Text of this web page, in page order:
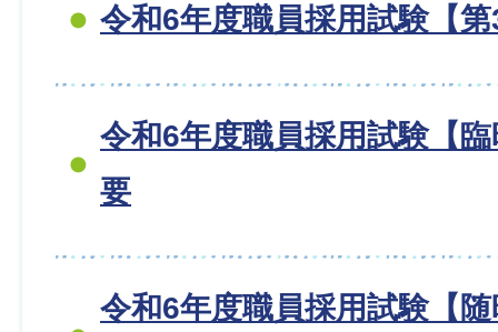
令和6年度職員採用試験【
令和6年度職員採用試験【
要
令和6年度職員採用試験【